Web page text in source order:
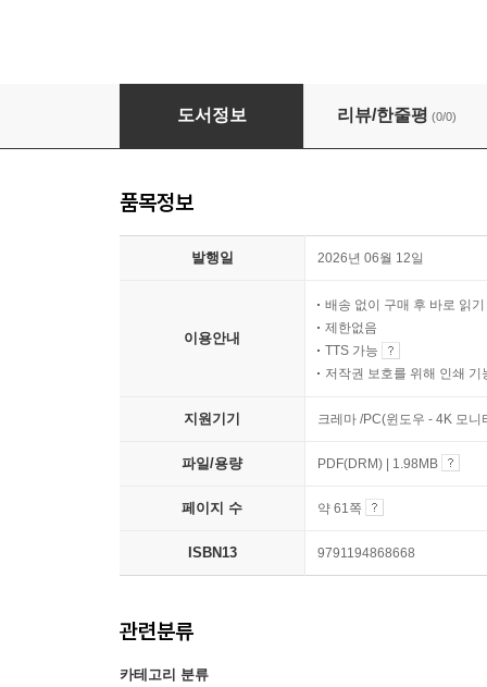
지능형 ERP의 시대: AI로 혁신하는 비즈니스
도서정보 리뷰/한줄평 (0/0)
품목정보
발행일 2026년 06월 12일
이용안내
배송 없이 구매 후 바로 읽기
제한없음
TTS 가능
저작권 보호를 위해 인쇄 기
지원기기 크레마 /PC(윈도우 - 4K 모
파일/용량 PDF(DRM) | 1.98MB
페이지 수 약 61쪽
ISBN13 9791194868668
관련분류
카테고리 분류